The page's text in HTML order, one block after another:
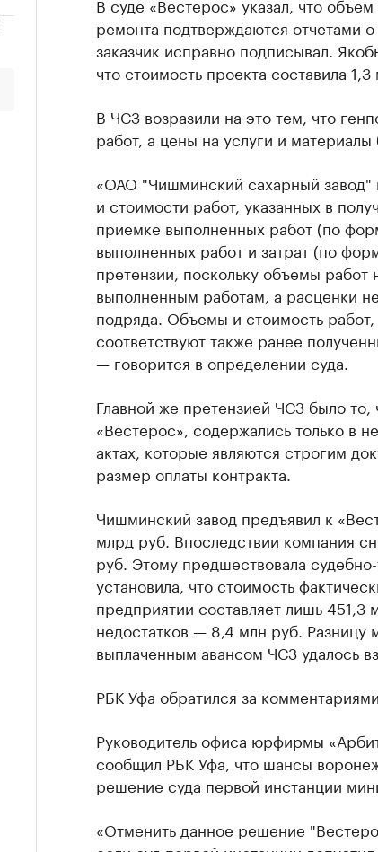
ремонта подтверждаются отчетами
заказчик исправно подписывал.
что стоимость проекта составила 1,3
В ЧСЗ возразили на это тем, что
работ, а цены на услуги и
«ОАО "Чишминский сахарный завод"
и стоимости работ, указанных в
приемке выполненных работ (по
выполненных работ и затрат (по
претензии, поскольку объемы работ
выполненным работам, а расценки
подряда. Объемы и стоимость работ,
соответствуют также ранее
— говорится в определении суда.
Главной же претензией ЧСЗ было
«Вестерос», содержались только в
актах, которые являются строгим
размер оплаты контракта.
Чишминский завод предъявил к
млрд руб. Впоследствии компания
руб. Этому предшествовала
установила, что стоимость
предприятии составляет лишь 451,3
недостатков — 8,4 млн руб. Разницу
выплаченным авансом ЧСЗ удалось
РБК Уфа обратился за
Руководитель офиса юрфирмы
сообщил РБК Уфа, что шансы
решение суда первой инстанции
«Отменить данное решение